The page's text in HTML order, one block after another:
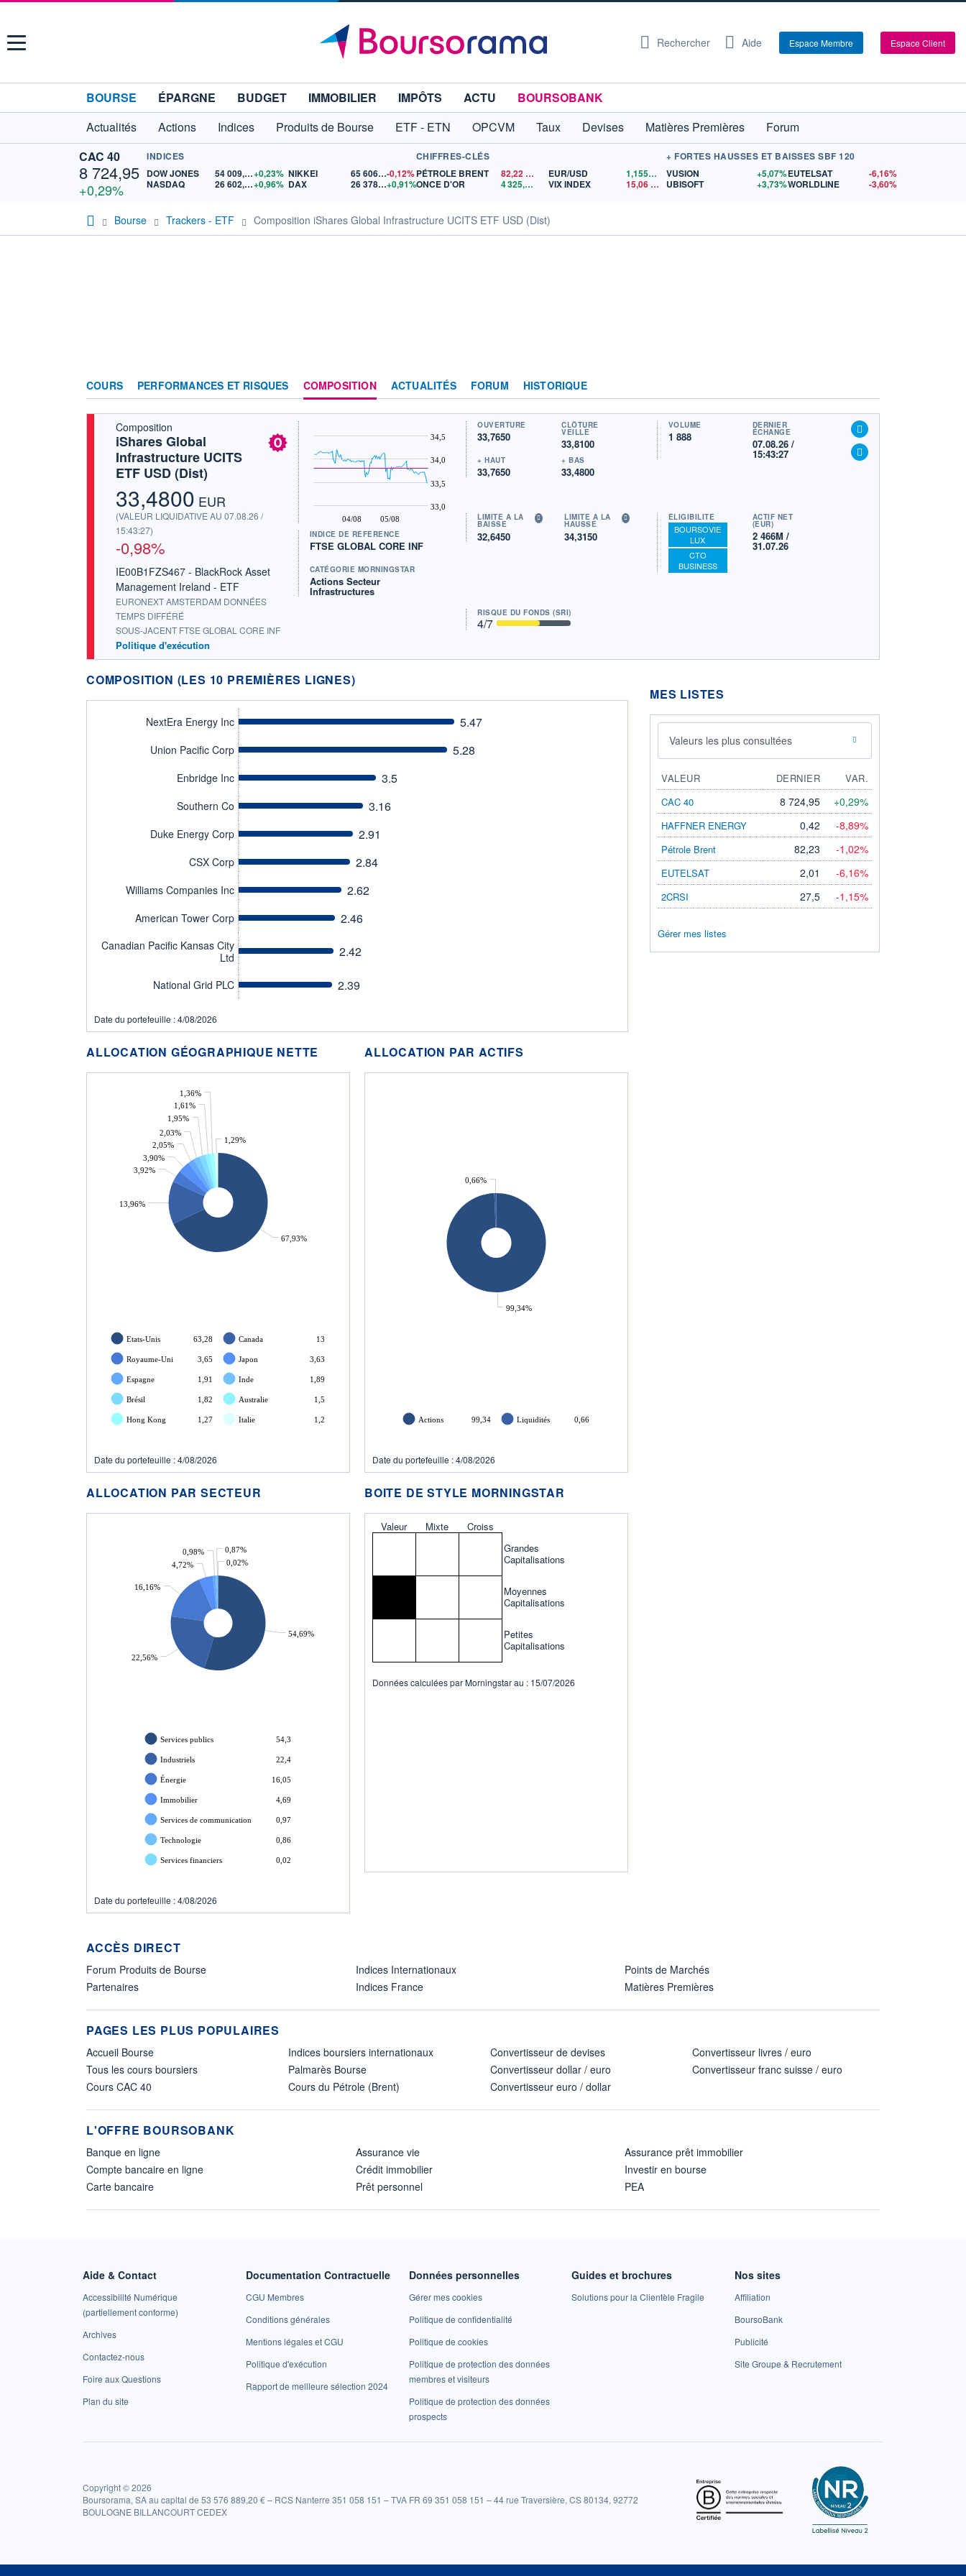
Menu Rechercher Aide Espace Membre Espace Client
BOURSE ÉPARGNE BUDGET IMMOBILIER IMPÔTS ACTU
BOURSOBANK
Actualités
Actions Indices Produits de Bourse ETF - ETN OPCVM Taux Devises Matières Premières
Forum
CAC 40
8 724,95
+0,29%
INDICES
DOW JONES
54 009,55+0,23%
NASDAQ
26 602,43+0,96%
NIKKEI 65 606,71-0,12%
DAX
26 378,58+0,91%
CHIFFRES-CLÉS
PÉTROLE BRENT
82,22$US
ONCE D'OR
4 325,02 $US
EUR/USD 1,1558$US
VIX INDEX
15,06$US
+ FORTES HAUSSES ET BAISSES SBF 120
VUSION
+5,07%
UBISOFT
+3,73%
EUTELSAT
-6,16%
WORLDLINE
-3,60%
Bourse Trackers - ETF Composition iShares Global Infrastructure UCITS ETF USD (Dist)
COURS PERFORMANCES ET RISQUES COMPOSITION ACTUALITÉS FORUM HISTORIQUE
Composition
iShares Global
Infrastructure UCITS
ETF USD (Dist)
33,4800 EUR
(VALEUR LIQUIDATIVE AU 07.08.26 /
15:43:27)
-0,98%
IE00B1FZS467 - BlackRock Asset
Management Ireland - ETF
EURONEXT AMSTERDAM DONNÉES
TEMPS DIFFÉRÉ
SOUS-JACENT FTSE GLOBAL CORE INF
Politique d'exécution
04/08 05/08
33,0
33,5
34,0
34,5
INDICE DE RÉFÉRENCE
FTSE GLOBAL CORE INF
CATÉGORIE MORNINGSTAR
Actions Secteur
Infrastructures
OUVERTURE
33,7650
CLÔTURE
VEILLE
33,8100
+ HAUT
33,7650
+ BAS
33,4800
VOLUME
1 888
DERNIER
ÉCHANGE
07.08.26 /
15:43:27
LIMITE À LA
BAISSE
32,6450
LIMITE À LA
HAUSSE
34,3150
ÉLIGIBILITÉ
BOURSOVIE
LUX
CTO
BUSINESS
ACTIF NET
(EUR)
2 466M /
31.07.26
RISQUE DU FONDS (SRI)
4/7
COMPOSITION (LES 10 PREMIÈRES LIGNES)
NextEra Energy Inc 5.47
Union Pacific Corp 5.28
Enbridge Inc 3.5
Southern Co 3.16
Duke Energy Corp 2.91
CSX Corp 2.84
Williams Companies Inc 2.62
American Tower Corp 2.46
Canadian Pacific Kansas City
Ltd
2.42
National Grid PLC 2.39
Date du portefeuille : 4/08/2026
ALLOCATION GÉOGRAPHIQUE NETTE
67,93%
13,96%
3,92%
3,90%
2,05%
2,03%
1,95%
1,61%
1,36%
1,29%
Etats-Unis 63,28 Canada 13
Royaume-Uni 3,65 Japon 3,63
Espagne 1,91 Inde 1,89
Brésil 1,82 Australie 1,5
Hong Kong 1,27 Italie 1,2
Date du portefeuille : 4/08/2026
ALLOCATION PAR ACTIFS
99,34%
0,66%
Actions 99,34 Liquidités 0,66
Date du portefeuille : 4/08/2026
ALLOCATION PAR SECTEUR
54,69%
22,56%
16,16%
4,72%
0,98%
0,87%
0,02%
Services publics 54,3
Industriels 22,4
Énergie 16,05
Immobilier 4,69
Services de communication 0,97
Technologie 0,86
Services financiers 0,02
Date du portefeuille : 4/08/2026
BOITE DE STYLE MORNINGSTAR
Valeur Mixte
Croiss
Grandes
Capitalisations
Moyennes
Capitalisations
Petites
Capitalisations
Données calculées par Morningstar au : 15/07/2026
MES LISTES
Valeurs les plus consultées
VALEUR DERNIER
VAR.
CAC 40
8 724,95 +0,29%
HAFFNER ENERGY 0,42 -8,89%
Pétrole Brent 82,23 -1,02%
EUTELSAT 2,01 -6,16%
2CRSI 27,5 -1,15%
Gérer mes listes
ACCÈS DIRECT
Forum Produits de Bourse
Partenaires
Indices Internationaux
Indices France
Points de Marchés
Matières Premières
PAGES LES PLUS POPULAIRES
Accueil Bourse
Tous les cours boursiers
Cours CAC 40
Indices boursiers internationaux
Palmarès Bourse
Cours du Pétrole (Brent)
Convertisseur de devises
Convertisseur dollar / euro
Convertisseur euro / dollar
Convertisseur livres / euro
Convertisseur franc suisse / euro
L'OFFRE BOURSOBANK
Banque en ligne
Compte bancaire en ligne
Carte bancaire
Assurance vie
Crédit immobilier
Prêt personnel
Assurance prêt immobilier
Investir en bourse
PEA
Aide & Contact
Accessibilité Numérique
(partiellement conforme)
Archives
Contactez-nous
Foire aux Questions
Plan du site
Documentation Contractuelle
CGU Membres
Conditions générales
Mentions légales et CGU
Politique d'exécution
Rapport de meilleure sélection 2024
Données personnelles
Gérer mes cookies
Politique de confidentialité
Politique de cookies
Politique de protection des données
membres et visiteurs
Politique de protection des données
prospects
Guides et brochures
Solutions pour la Clientèle Fragile
Nos sites
Affiliation
BoursoBank
Publicité
Site Groupe & Recrutement
Copyright © 2026
Boursorama, SA au capital de 53 576 889,20 € – RCS Nanterre 351 058 151 – TVA FR 69 351 058 151 – 44 rue Traversière, CS 80134, 92772
BOULOGNE BILLANCOURT CEDEX